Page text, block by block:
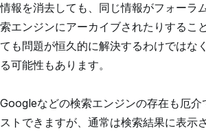
情報を消去しても、同じ情報がフォーラ
索エンジンにアーカイブされたりするこ
ても問題が恒久的に解決するわけではな
る可能性もあります。
Googleなどの検索エンジンの存在も厄介
ストできますが、通常は検索結果に表示